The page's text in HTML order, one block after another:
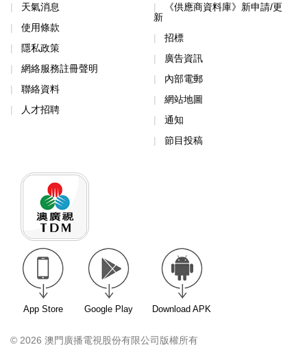
天氣消息
使用條款
隱私政策
網絡服務註冊聲明
聯絡資料
人才招聘
《供應商資料庫》新申請/更
新
招標
廣告資訊
內部電郵
網站地圖
通知
節目投稿
App Store Google Play Download APK
© 2026 澳門廣播電視股份有限公司版權所有